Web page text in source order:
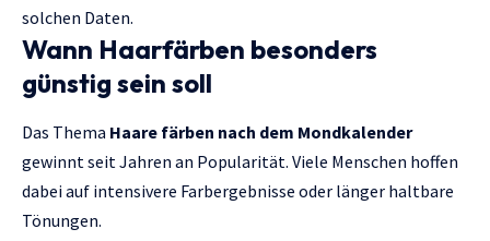
solchen Daten.
Wann Haarfärben besonders
günstig sein soll
Das Thema Haare färben nach dem Mondkalender
gewinnt seit Jahren an Popularität. Viele Menschen hoffen
dabei auf intensivere Farbergebnisse oder länger haltbare
Tönungen.